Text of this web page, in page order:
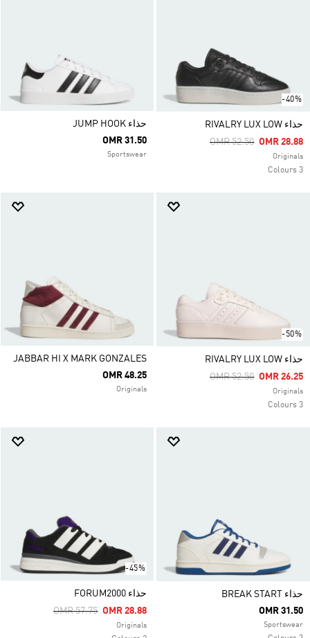
-40%
حذاء RIVALRY LUX LOW
Price Reduced From
OMR 52.50ToOMR 28.88
Originals
3 Colours
حذاء JUMP HOOK
OMR 31.50
Sportswear
-50%
حذاء RIVALRY LUX LOW
Price Reduced From
OMR 52.50ToOMR 26.25
Originals
3 Colours
JABBAR HI X MARK GONZALES
OMR 48.25
Originals
حذاء BREAK START
OMR 31.50
Sportswear
-45%
حذاء FORUM2000
Price Reduced From
OMR 57.75ToOMR 28.88
Originals